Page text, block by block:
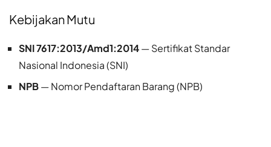
Kebijakan Mutu
SNI 7617:2013/Amd1:2014— Sertifikat Standar
Nasional Indonesia (SNI)
NPB— Nomor Pendaftaran Barang (NPB)